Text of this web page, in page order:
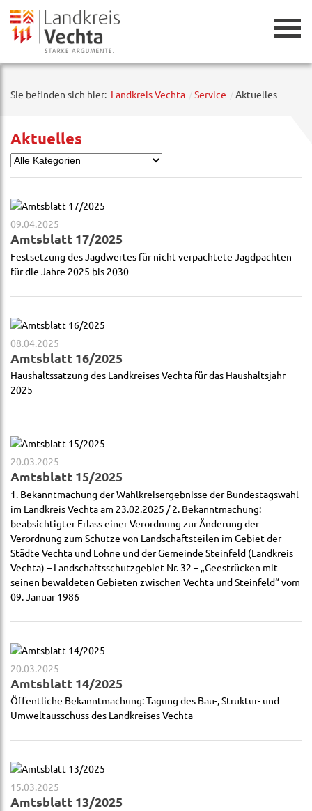
Sie befinden sich hier: Landkreis Vechta Service Aktuelles
Aktuelles
09.04.2025
Amtsblatt 17/2025
Festsetzung des Jagdwertes für nicht verpachtete Jagdpachten
für die Jahre 2025 bis 2030
08.04.2025
Amtsblatt 16/2025
Haushaltssatzung des Landkreises Vechta für das Haushaltsjahr
2025
20.03.2025
Amtsblatt 15/2025
1. Bekanntmachung der Wahlkreisergebnisse der Bundestagswahl
im Landkreis Vechta am 23.02.2025 / 2. Bekanntmachung:
beabsichtigter Erlass einer Verordnung zur Änderung der
Verordnung zum Schutze von Landschaftsteilen im Gebiet der
Städte Vechta und Lohne und der Gemeinde Steinfeld (Landkreis
Vechta) – Landschaftsschutzgebiet Nr. 32 – „Geestrücken mit
seinen bewaldeten Gebieten zwischen Vechta und Steinfeld“ vom
09. Januar 1986
20.03.2025
Amtsblatt 14/2025
Öffentliche Bekanntmachung: Tagung des Bau-, Struktur- und
Umweltausschuss des Landkreises Vechta
15.03.2025
Amtsblatt 13/2025